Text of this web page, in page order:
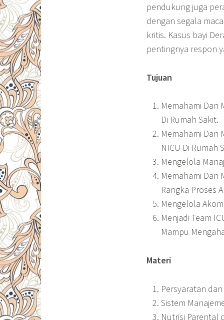
pendukung juga
dengan segala
kritis. Kasus bayi
pentingnya respon
Tujuan
Memahami Dan
Di Rumah Sakit.
Memahami Dan
NICU Di Rumah
Mengelola
Memahami Dan
Rangka Proses
Mengelola
Menjadi Team
Mampu
Materi
Persyaratan
Sistem
Nutrisi Parental